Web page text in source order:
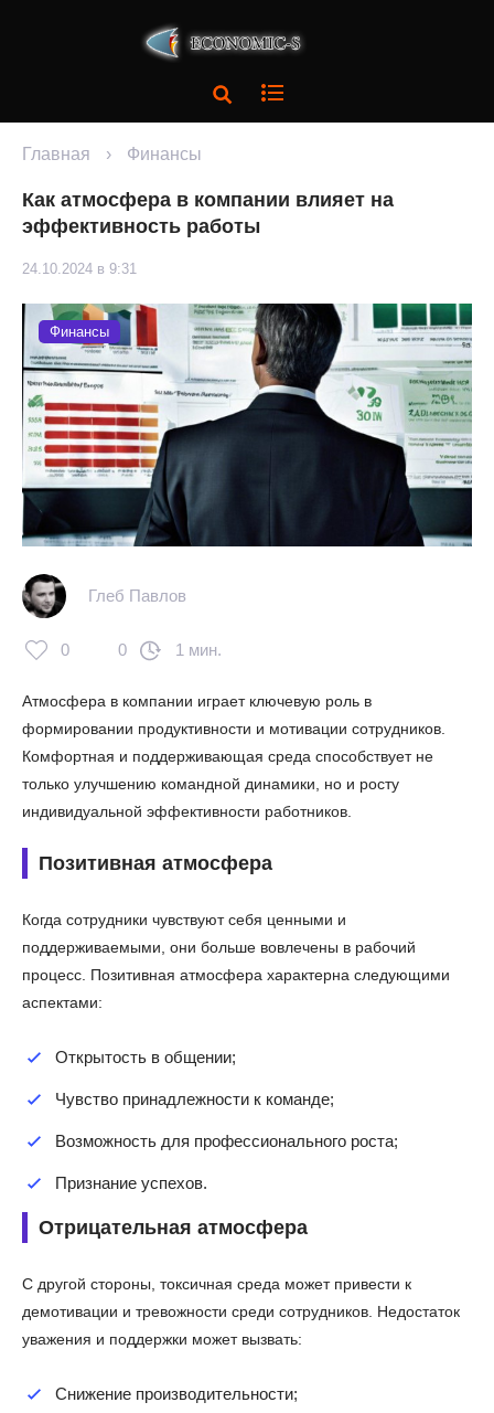
Главная › Финансы
Как атмосфера в компании влияет на
эффективность работы
24.10.2024 в 9:31
Финансы
Глеб Павлов
0 0 1 мин.
Атмосфера в компании играет ключевую роль в
формировании продуктивности и мотивации сотрудников.
Комфортная и поддерживающая среда способствует не
только улучшению командной динамики, но и росту
индивидуальной эффективности работников.
Позитивная атмосфера
Когда сотрудники чувствуют себя ценными и
поддерживаемыми, они больше вовлечены в рабочий
процесс. Позитивная атмосфера характерна следующими
аспектами:
Открытость в общении;
Чувство принадлежности к команде;
Возможность для профессионального роста;
Признание успехов.
Отрицательная атмосфера
С другой стороны, токсичная среда может привести к
демотивации и тревожности среди сотрудников. Недостаток
уважения и поддержки может вызвать:
Снижение производительности;